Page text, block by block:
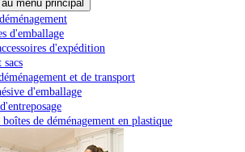
menu principal
d'emballage
d'expédition
sacs
et de transport
d'emballage
de déménagement en plastique